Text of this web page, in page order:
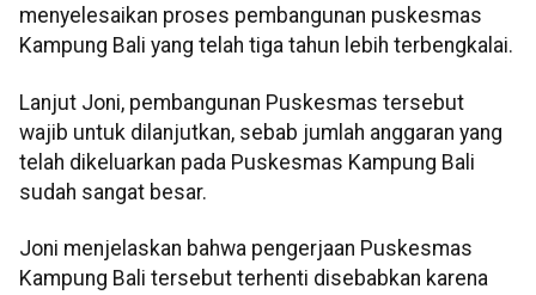
menyelesaikan proses pembangunan puskesmas
Kampung Bali yang telah tiga tahun lebih terbengkalai.
Lanjut Joni, pembangunan Puskesmas tersebut
wajib untuk dilanjutkan, sebab jumlah anggaran yang
telah dikeluarkan pada Puskesmas Kampung Bali
sudah sangat besar.
Joni menjelaskan bahwa pengerjaan Puskesmas
Kampung Bali tersebut terhenti disebabkan karena